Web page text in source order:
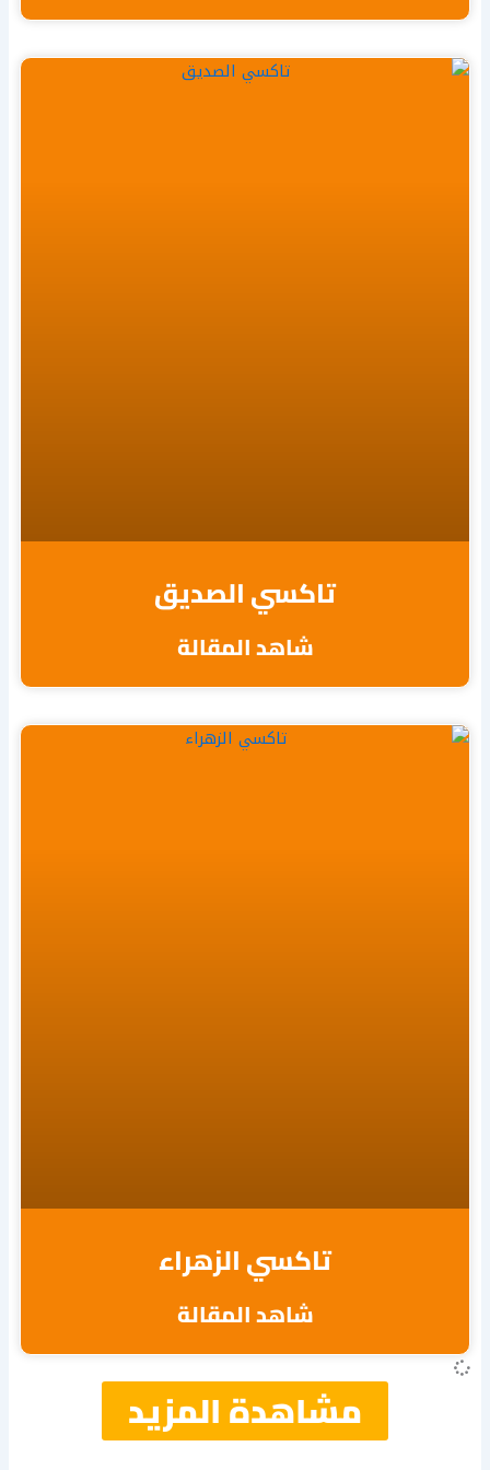
تاكسي الصديق
شاهد المقالة
تاكسي الزهراء
شاهد المقالة
مشاهدة المزيد